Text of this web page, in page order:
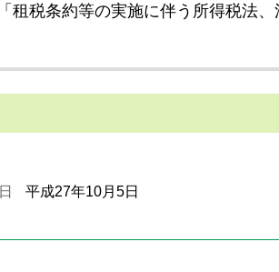
租税条約等の実施に伴う所得税法
平成27年10月5日